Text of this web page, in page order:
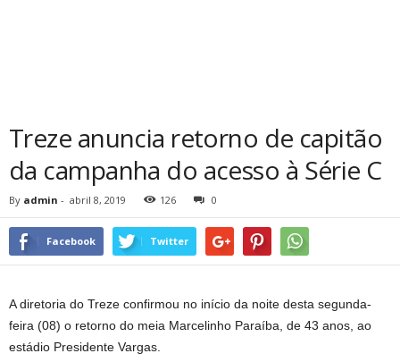
Treze anuncia retorno de capitão
da campanha do acesso à Série C
By admin - abril 8, 2019 126 0
Facebook Twitter
A diretoria do Treze confirmou no início da noite desta segunda-
feira (08) o retorno do meia Marcelinho Paraíba, de 43 anos, ao
estádio Presidente Vargas.